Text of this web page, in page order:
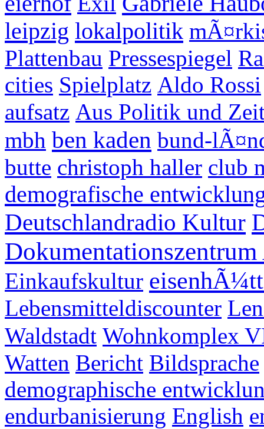
leipzig lokalpolitik
Plattenbau Pressespiegel
cities Spielplatz Aldo Rossi
aufsatz Aus Politik und
mbh ben kaden bund-
butte christoph haller club
demografische
Deutschlandradio Kultur
Einkaufskultur
Lebensmitteldiscounter
Waldstadt Wohnkomplex
Watten Bericht Bildsprache
demographische
endurbanisierung English